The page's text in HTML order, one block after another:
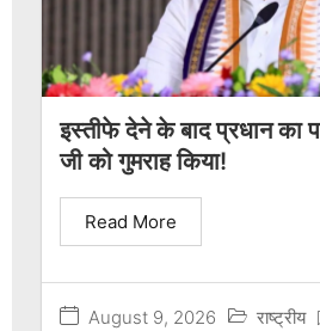
इस्तीफे देने के बाद प्रधान का
जी को गुमराह किया!
August 9, 2026 राष्ट्रीय
Read More